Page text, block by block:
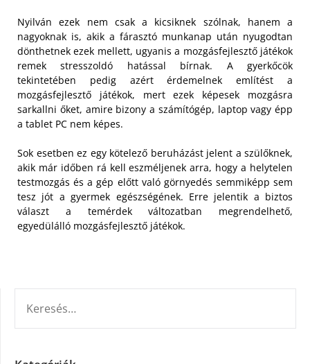
Nyilván ezek nem csak a kicsiknek szólnak, hanem a
nagyoknak is, akik a fárasztó munkanap után nyugodtan
dönthetnek ezek mellett, ugyanis a mozgásfejlesztő játékok
remek stresszoldó hatással bírnak. A gyerkőcök
tekintetében pedig azért érdemelnek említést a
mozgásfejlesztő játékok, mert ezek képesek mozgásra
sarkallni őket, amire bizony a számítógép, laptop vagy épp
a tablet PC nem képes.
Sok esetben ez egy kötelező beruházást jelent a szülőknek,
akik már időben rá kell eszméljenek arra, hogy a helytelen
testmozgás és a gép előtt való görnyedés semmiképp sem
tesz jót a gyermek egészségének. Erre jelentik a biztos
választ a temérdek változatban megrendelhető,
egyedülálló mozgásfejlesztő játékok.